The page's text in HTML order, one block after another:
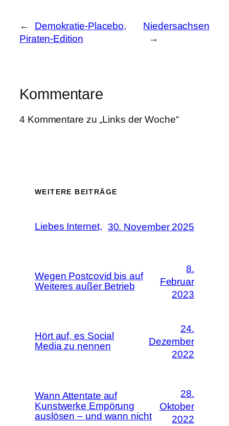
←
Demokratie-Placebo,
Piraten-Edition
Niedersachsen
→
Kommentare
4 Kommentare zu „Links der Woche“
WEITERE BEITRÄGE
Liebes Internet, 30. November 2025
Wegen Postcovid bis auf
Weiteres außer Betrieb
8.
Februar
2023
Hört auf, es Social
Media zu nennen
24.
Dezember
2022
Wann Attentate auf
Kunstwerke Empörung
auslösen – und wann nicht
28.
Oktober
2022